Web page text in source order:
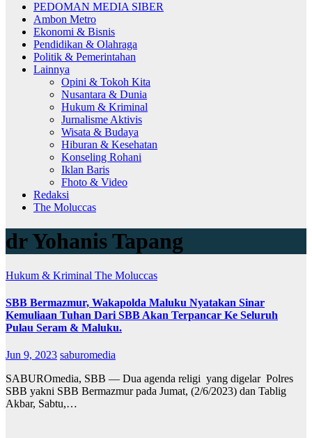
PEDOMAN MEDIA SIBER
Ambon Metro
Ekonomi & Bisnis
Pendidikan & Olahraga
Politik & Pemerintahan
Lainnya
Opini & Tokoh Kita
Nusantara & Dunia
Hukum & Kriminal
Jurnalisme Aktivis
Wisata & Budaya
Hiburan & Kesehatan
Konseling Rohani
Iklan Baris
Fhoto & Video
Redaksi
The Moluccas
dr Yohanis Tapang
Hukum & Kriminal The Moluccas
SBB Bermazmur, Wakapolda Maluku Nyatakan Sinar
Kemuliaan Tuhan Dari SBB Akan Terpancar Ke Seluruh
Pulau Seram & Maluku.
Jun 9, 2023 saburomedia
SABUROmedia, SBB — Dua agenda religi yang digelar Polres
SBB yakni SBB Bermazmur pada Jumat, (2/6/2023) dan Tablig
Akbar, Sabtu,…